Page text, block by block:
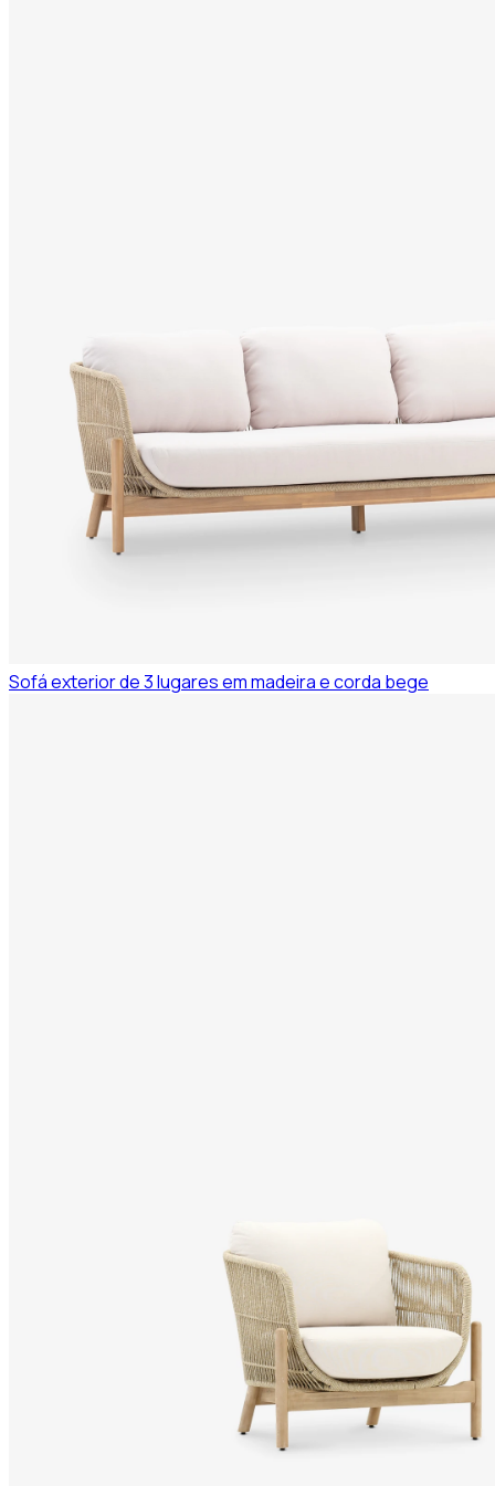
Sofá exterior de 3 lugares em madeira e corda bege